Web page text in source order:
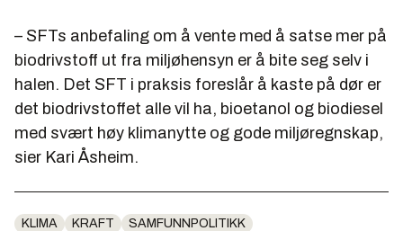
– SFTs anbefaling om å vente med å satse mer på
biodrivstoff ut fra miljøhensyn er å bite seg selv i
halen. Det SFT i praksis foreslår å kaste på dør er
det biodrivstoffet alle vil ha, bioetanol og biodiesel
med svært høy klimanytte og gode miljøregnskap,
sier Kari Åsheim.
KLIMA KRAFT SAMFUNNPOLITIKK